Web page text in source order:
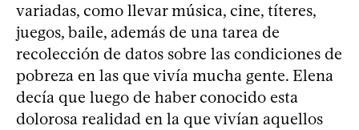
variadas, como llevar música, cine, títeres,
juegos, baile, además de una tarea de
recolección de datos sobre las condiciones de
pobreza en las que vivía mucha gente. Elena
decía que luego de haber conocido esta
dolorosa realidad en la que vivían aquellos